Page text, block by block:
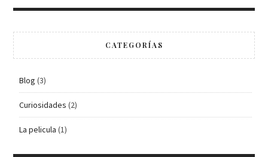
CATEGORÍAS
Blog (3)
Curiosidades (2)
La pelicula (1)